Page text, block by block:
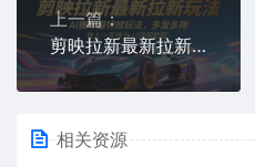
上一篇：
剪映拉新最新拉新玩法，AI赛车服特效玩法，多发多得，有人一天挣1k+(详细教程)
相关资源